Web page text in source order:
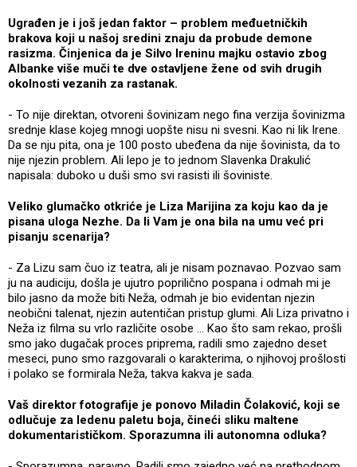
Ugrađen je i još jedan faktor – problem međuetničkih
brakova koji u našoj sredini znaju da probude demone
rasizma. Činjenica da je Silvo Ireninu majku ostavio zbog
Albanke više muči te dve ostavljene žene od svih drugih
okolnosti vezanih za rastanak.
- To nije direktan, otvoreni šovinizam nego fina verzija šovinizma
srednje klase kojeg mnogi uopšte nisu ni svesni. Kao ni lik Irene.
Da se nju pita, ona je 100 posto ubeđena da nije šovinista, da to
nije njezin problem. Ali lepo je to jednom Slavenka Drakulić
napisala: duboko u duši smo svi rasisti ili šoviniste.
Veliko glumačko otkriće je Liza Marijina za koju kao da je
pisana uloga Nezhe. Da li Vam je ona bila na umu već pri
pisanju scenarija?
- Za Lizu sam čuo iz teatra, ali je nisam poznavao. Pozvao sam
ju na audiciju, došla je ujutro poprilično pospana i odmah mi je
bilo jasno da može biti Neža, odmah je bio evidentan njezin
neobični talenat, njezin autentičan pristup glumi. Ali Liza privatno i
Neža iz filma su vrlo različite osobe ... Kao što sam rekao, prošli
smo jako dugačak proces priprema, radili smo zajedno deset
meseci, puno smo razgovarali o karakterima, o njihovoj prošlosti
i polako se formirala Neža, takva kakva je sada.
Vaš direktor fotografije je ponovo Miladin Čolaković, koji se
odlučuje za ledenu paletu boja, čineći sliku maltene
dokumentarističkom. Sporazumna ili autonomna odluka?